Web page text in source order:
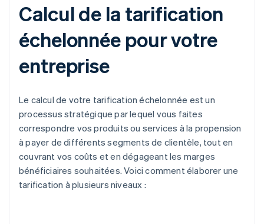
Calcul de la tarification
échelonnée pour votre
entreprise
Le calcul de votre tarification échelonnée est un
processus stratégique par lequel vous faites
correspondre vos produits ou services à la propension
à payer de différents segments de clientèle, tout en
couvrant vos coûts et en dégageant les marges
bénéficiaires souhaitées. Voici comment élaborer une
tarification à plusieurs niveaux :